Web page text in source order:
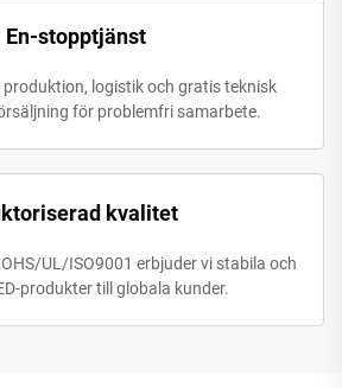
En-stopptjänst
logistik och gratis teknisk
för problemfri samarbete.
kvalitet
UL/ISO9001 erbjuder vi stabila och
produkter till globala kunder.